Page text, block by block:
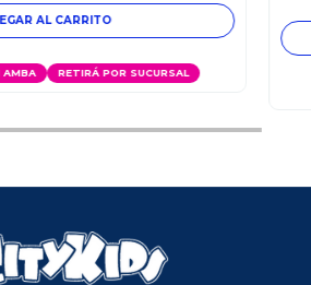
AMBA RETIRÁ POR SUCURSAL